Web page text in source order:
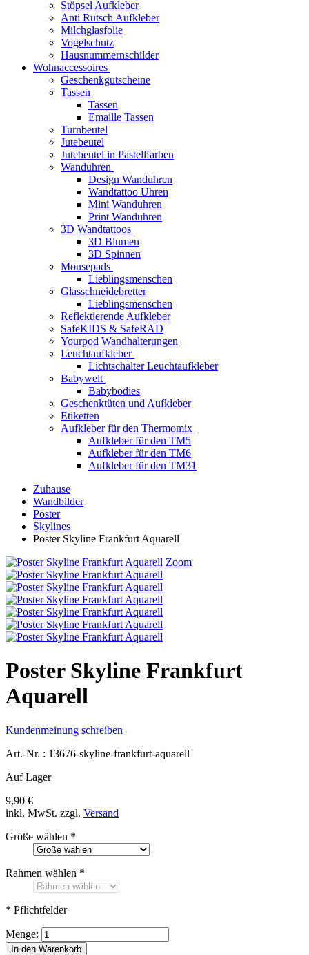
Stöpsel Aufkleber
Anti Rutsch Aufkleber
Milchglasfolie
Vogelschutz
Hausnummernschilder
Wohnaccessoires
Geschenkgutscheine
Tassen
Tassen
Emaille Tassen
Turnbeutel
Jutebeutel
Jutebeutel in Pastellfarben
Wanduhren
Design Wanduhren
Wandtattoo Uhren
Mini Wanduhren
Print Wanduhren
3D Wandtattoos
3D Blumen
3D Spinnen
Mousepads
Lieblingsmenschen
Glasschneidebretter
Lieblingsmenschen
Reflektierende Aufkleber
SafeKIDS & SafeRAD
Yourpod Wandhalterungen
Leuchtaufkleber
Lichtschalter Leuchtaufkleber
Babywelt
Babybodies
Geschenktüten und Aufkleber
Etiketten
Aufkleber für den Thermomix
Aufkleber für den TM5
Aufkleber für den TM6
Aufkleber für den TM31
Zuhause
Wandbilder
Poster
Skylines
Poster Skyline Frankfurt Aquarell
Zoom
Poster Skyline Frankfurt
Aquarell
Kundenmeinung schreiben
Art.-Nr. : 13676-skyline-frankfurt-aquarell
Auf Lager
9,90 €
inkl. MwSt. zzgl. Versand
Größe wählen *
Rahmen wählen *
* Pflichtfelder
Menge:
In den Warenkorb